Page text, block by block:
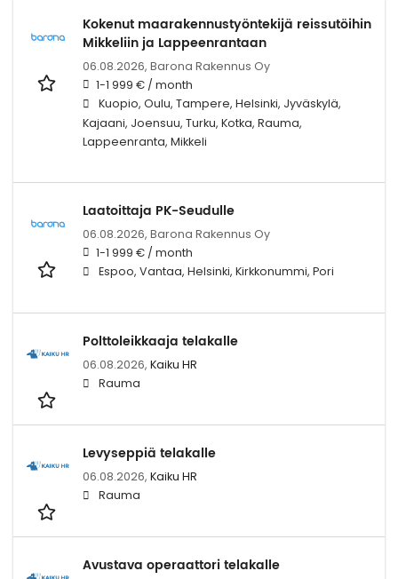
Kokenut maarakennustyöntekijä reissutöihin
Mikkeliin ja Lappeenrantaan
06.08.2026, Barona Rakennus Oy
1-1 999 € / month
Kuopio, Oulu, Tampere, Helsinki, Jyväskylä,
Kajaani, Joensuu, Turku, Kotka, Rauma,
Lappeenranta, Mikkeli
Laatoittaja PK-Seudulle
06.08.2026, Barona Rakennus Oy
1-1 999 € / month
Espoo, Vantaa, Helsinki, Kirkkonummi, Pori
Polttoleikkaaja telakalle
06.08.2026, Kaiku HR
Rauma
Levyseppiä telakalle
06.08.2026, Kaiku HR
Rauma
Avustava operaattori telakalle